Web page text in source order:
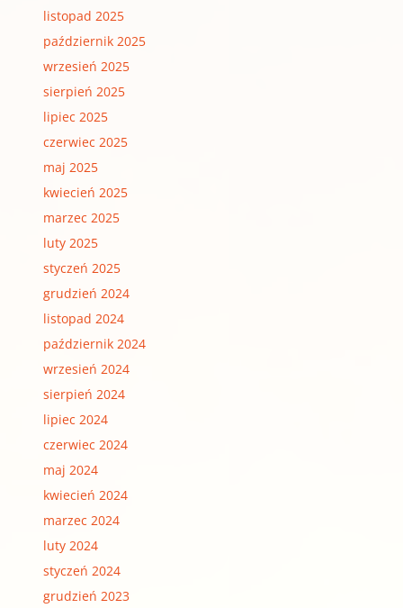
listopad 2025
październik 2025
wrzesień 2025
sierpień 2025
lipiec 2025
czerwiec 2025
maj 2025
kwiecień 2025
marzec 2025
luty 2025
styczeń 2025
grudzień 2024
listopad 2024
październik 2024
wrzesień 2024
sierpień 2024
lipiec 2024
czerwiec 2024
maj 2024
kwiecień 2024
marzec 2024
luty 2024
styczeń 2024
grudzień 2023